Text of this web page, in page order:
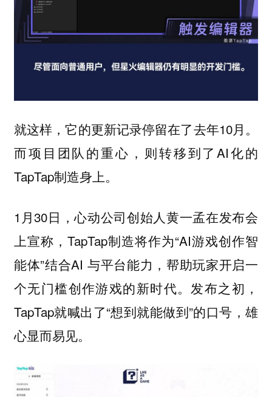
就这样，它的更新记录停留在了去年10月。
而项目团队的重心，则转移到了AI化的
TapTap制造身上。
1月30日，心动公司创始人黄一孟在发布会
上宣称，TapTap制造将作为“AI游戏创作智
能体”结合AI 与平台能力，帮助玩家开启一
个无门槛创作游戏的新时代。发布之初，
TapTap就喊出了“想到就能做到”的口号，雄
心显而易见。